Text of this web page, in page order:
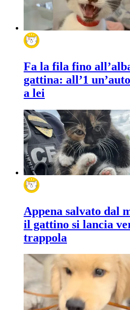
Fa la fila fino
gattina: all’1
a lei
Appena salvato dal
il gattino si lancia
trappola